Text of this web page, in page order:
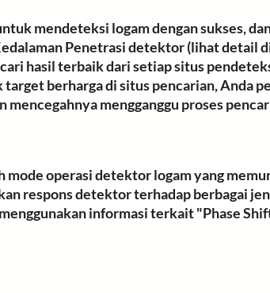
mendeteksi logam dengan sukses,
Penetrasi detektor (lihat detail
hasil terbaik dari setiap situs
target berharga di situs pencarian, Anda
mengganggu proses
mode operasi detektor logam yang
respons detektor terhadap berbagai
informasi terkait "Phase